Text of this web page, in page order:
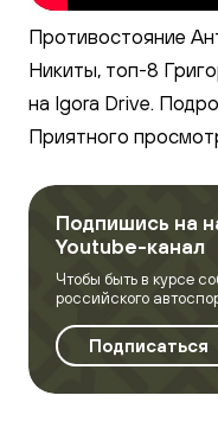
Противостояние
Никиты, топ-8
на Igora Drive.
Приятного
Подпишись на
Youtube-канал
Чтобы быть в курсе
российского
Подписаться